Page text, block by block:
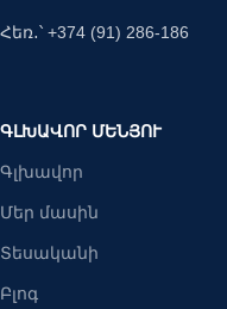
Հեռ․՝ +374 (91) 286-186
ԳԼԽԱՎՈՐ ՄԵՆՅՈՒ
Գլխավոր
Մեր մասին
Տեսականի
Բլոգ